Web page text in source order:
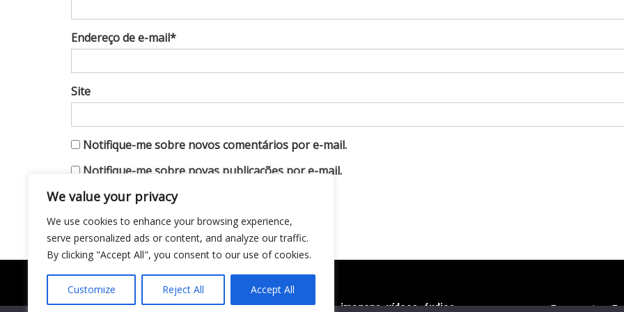
We value your privacy
We use cookies to enhance your browsing experience,
serve personalized ads or content, and analyze our traffic.
By clicking "Accept All", you consent to our use of cookies.
Customize Reject All Accept All
Endereço de e-mail*
Site
Notifique-me sobre novos comentários por e-mail.
Notifique-me sobre novas publicações por e-mail.
Todo conteúdo publicado neste portal, incluindo textos, imagens, vídeos, áudios,